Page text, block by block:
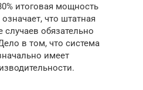
итоговая мощность
что штатная
обязательно
в том, что система
имеет